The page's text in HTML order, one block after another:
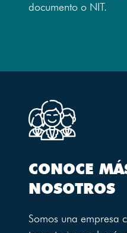
documento o NIT.
CONOCE
NOSOTROS
Somos una empresa